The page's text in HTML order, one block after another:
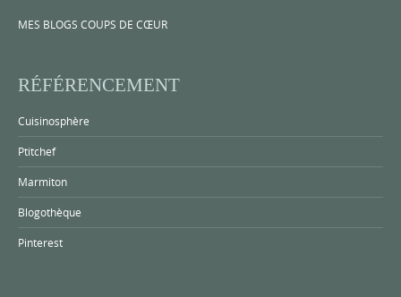
MES BLOGS COUPS DE CŒUR
RÉFÉRENCEMENT
Cuisinosphère
Ptitchef
Marmiton
Blogothèque
Pinterest